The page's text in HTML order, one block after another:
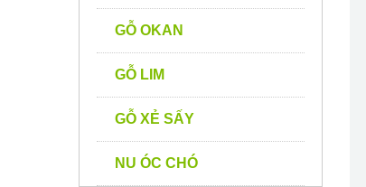
GỖ OKAN
GỖ LIM
GỖ XẺ SẤY
NU ÓC CHÓ